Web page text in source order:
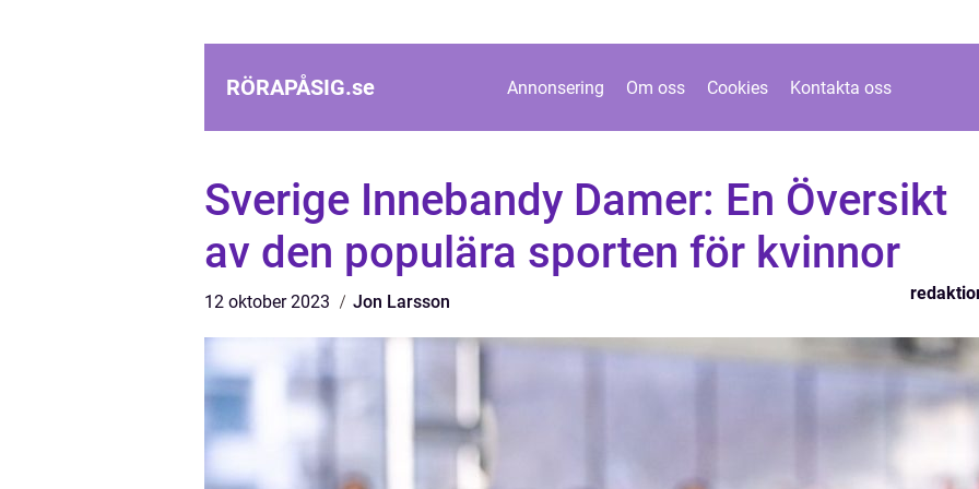
RÖRAPÅSIG.se Annonsering Om oss Cookies Kontakta oss
Sverige Innebandy Damer: En Översikt
av den populära sporten för kvinnor
12 oktober 2023 Jon Larsson